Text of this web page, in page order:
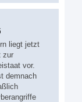
liegt jetzt
zur
vor.
demnach